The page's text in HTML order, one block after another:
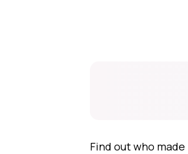
Find out who made